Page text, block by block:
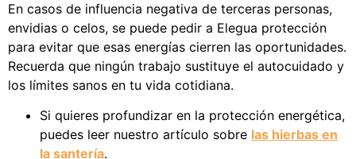
En casos de influencia negativa de terceras personas,
envidias o celos, se puede pedir a Elegua protección
para evitar que esas energías cierren las oportunidades.
Recuerda que ningún trabajo sustituye el autocuidado y
los límites sanos en tu vida cotidiana.
Si quieres profundizar en la protección energética,
puedes leer nuestro artículo sobre las hierbas en
la santería.